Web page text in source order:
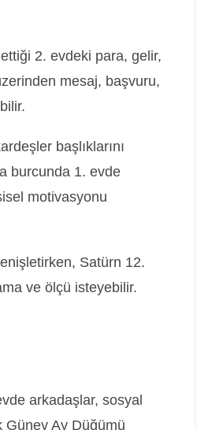
2. evdeki para, gelir,
mesaj, başvuru,
başlıklarını
burcunda 1. evde
motivasyonu
Satürn 12.
ve ölçü isteyebilir.
arkadaşlar, sosyal
Güney Ay Düğümü